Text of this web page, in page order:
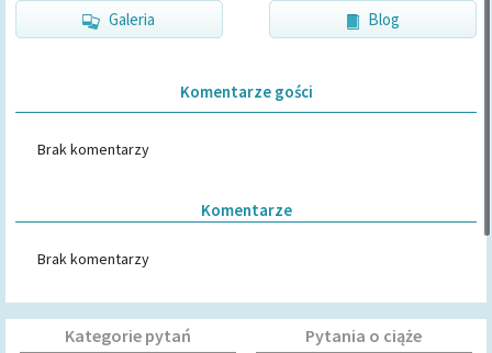
Galeria Blog
Komentarze gości
Brak komentarzy
Komentarze
Brak komentarzy
Kategorie pytań Pytania o ciąże